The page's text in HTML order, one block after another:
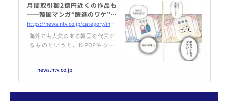
月間取引額2億円近くの作品も
――韓国マンガ“躍進のワケ”
徹底した「ローカライズ」で海
外市場に挑戦｜日テレNEWS NN
N
https://news.ntv.co.jp/category/international/6a842972fcd3485db5f9b40ac389abc7
海外でも人気のある韓国を代表す
るものというと、K-POPやグル
にも今、韓国のあるものが、海外
で伸びを見せている。それは「マ
ンガ」。なぜ韓国マンガが伸びて
news.ntv.co.jp